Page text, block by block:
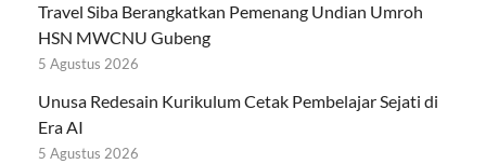
Travel Siba Berangkatkan Pemenang Undian Umroh
HSN MWCNU Gubeng
5 Agustus 2026
Unusa Redesain Kurikulum Cetak Pembelajar Sejati di
Era AI
5 Agustus 2026